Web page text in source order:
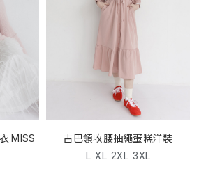
MISS
古巴領收腰抽繩蛋糕洋裝
L XL 2XL 3XL